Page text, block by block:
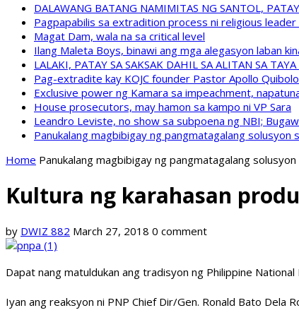
DALAWANG BATANG NAMIMITAS NG SANTOL,
Pagpapabilis sa extradition process ni religious
Magat Dam, wala na sa critical level
Ilang Maleta Boys, binawi ang mga alegasyon laban
LALAKI, PATAY SA SAKSAK DAHIL SA ALITAN SA
Pag-extradite kay KOJC founder Pastor Apollo
Exclusive power ng Kamara sa impeachment,
House prosecutors, may hamon sa kampo ni VP Sara
Leandro Leviste, no show sa subpoena ng NBI;
Panukalang magbibigay ng pangmatagalang
Home Panukalang magbibigay ng pangmatagalang
Kultura ng karahasan
by DWIZ 882 March 27, 2018 0 comment
Dapat nang matuldukan ang tradisyon ng Philippine
Iyan ang reaksyon ni PNP Chief Dir/Gen. Ronald Bato Dela